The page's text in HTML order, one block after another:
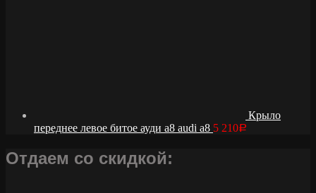
Крыло
переднее левое битое ауди а8 audi a8 5 210Р
Отдаем со скидкой: